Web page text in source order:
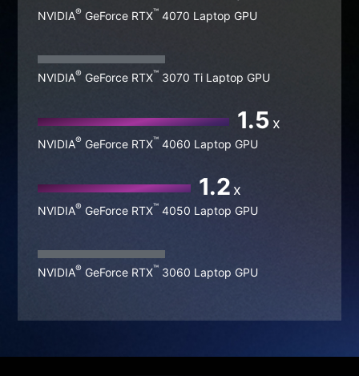
NVIDIA® GeForce RTX™ 3070 Ti Laptop GPU
NVIDIA® GeForce RTX™ 4060 Laptop GPU
1.2 x
NVIDIA® GeForce RTX™ 4050 Laptop GPU
NVIDIA® GeForce RTX™ 3060 Laptop GPU